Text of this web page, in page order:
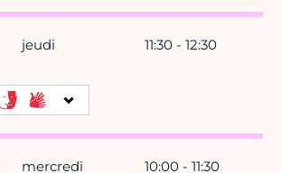
jeudi 11:30 - 12:30
mercredi 10:00 - 11:30